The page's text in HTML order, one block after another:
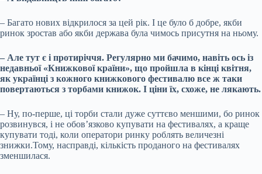
– Багато нових відкрилося за цей рік. І це було б добре, якби
ринок зростав або якби держава була чимось присутня на ньому.
– Але тут є і протиріччя. Регулярно ми бачимо, навіть ось із
недавньої «Книжкової країни», що пройшла в кінці квітня,
як українці з кожного книжкового фестивалю все ж таки
повертаються з торбами книжок. І ціни їх, схоже, не лякають.
– Ну, по-перше, ці торби стали дуже суттєво меншими, бо ринок
розвинувся, і не обов’язково купувати на фестивалях, а краще
купувати тоді, коли оператори ринку роблять величезні
знижки.Тому, насправді, кількість проданого на фестивалях
зменшилася.